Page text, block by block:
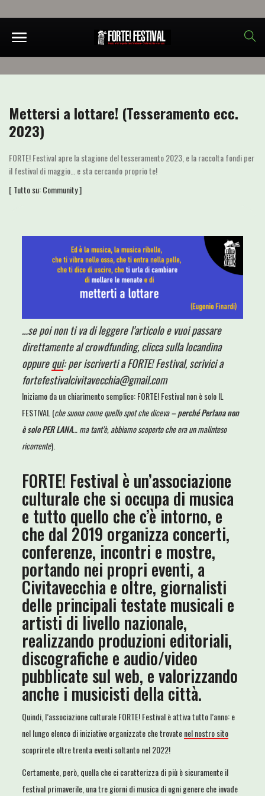
Mettersi a lottare! (Tesseramento ecc.
2023)
FORTE! Festival apre la stagione del tesseramento 2023, e la raccolta fondi per
il festival di maggio… e sta cercando proprio te!
[ Tutto su:Community]
…se poi non ti va di leggere l’articolo e vuoi passare
direttamente al crowdfunding, clicca sulla locandina
oppurequi: per iscriverti a FORTE! Festival, scrivici a
fortefestivalcivitavecchia@gmail.com
Iniziamo da un chiarimento semplice: FORTE! Festival non è solo IL
FESTIVAL (che suona come quello spot che diceva –perché Perlana non
è solo PER LANA… ma tant’è, abbiamo scoperto che era un malinteso
ricorrente).
FORTE! Festival è un’associazione
culturale che si occupa di musica
e tutto quello che c’è intorno, e
che dal 2019 organizza concerti,
conferenze, incontri e mostre,
portando nei propri eventi, a
Civitavecchia e oltre, giornalisti
delle principali testate musicali e
artisti di livello nazionale,
realizzando produzioni editoriali,
discografiche e audio/video
pubblicate sul web, e valorizzando
anche i musicisti della città.
Quindi, l’associazione culturale FORTE! Festival è attiva tutto l’anno: e
nel lungo elenco di iniziative organizzate che trovatenel nostro sito
scoprirete oltre trenta eventi soltanto nel 2022!
Certamente, però, quella che ci caratterizza di più è sicuramente il
festival primaverile, una tre giorni di musica di ogni genere che invade